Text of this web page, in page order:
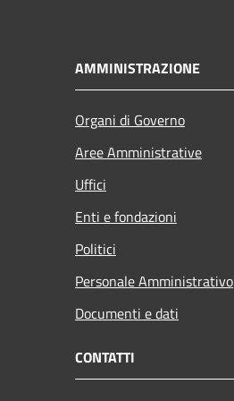
AMMINISTRAZIONE
Organi di Governo
Aree Amministrative
Uffici
Enti e fondazioni
Politici
Personale Amministrativo
Documenti e dati
CONTATTI